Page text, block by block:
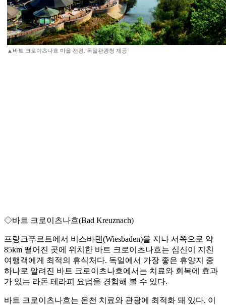
▲바트 크로이츠나흐 마을 전경. 독일관광청 제공
◇바트 크로이츠나흐(Bad Kreuznach)
프랑크푸르트에서 비스바덴(Wiesbaden)을 지나 서쪽으로 약
85km 떨어진 곳에 위치한 바트 크로이츠나흐는 심신이 지친
여행객에게 최적의 휴식처다. 독일에서 가장 좋은 휴양지 중
하나로 알려진 바트 크로이츠나흐에서는 치료와 회복에 효과
가 있는 라돈 테라피 요법을 경험해 볼 수 있다.
바트 크로이츠나흐는 온천 치료와 관광에 최적화 돼 있다. 이